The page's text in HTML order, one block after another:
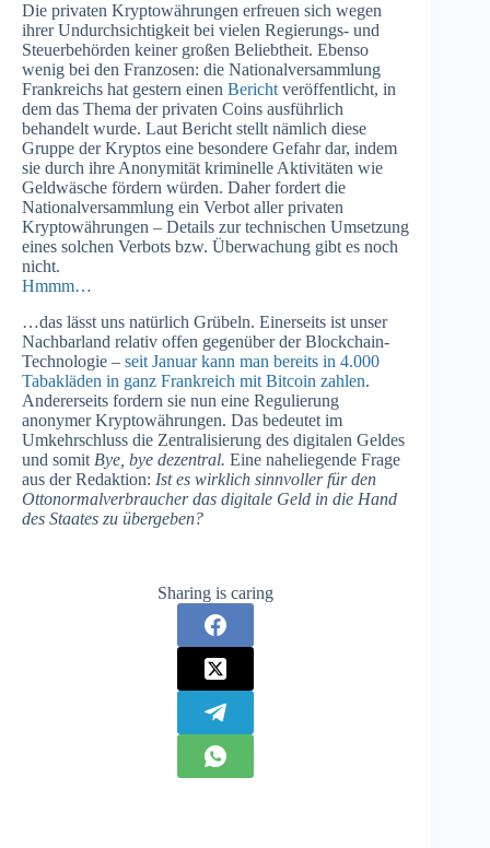
Die privaten Kryptowährungen erfreuen sich wegen
ihrer Undurchsichtigkeit bei vielen Regierungs- und
Steuerbehörden keiner großen Beliebtheit. Ebenso
wenig bei den Franzosen: die Nationalversammlung
Frankreichs hat gestern einen Bericht veröffentlicht, in
dem das Thema der privaten Coins ausführlich
behandelt wurde. Laut Bericht stellt nämlich diese
Gruppe der Kryptos eine besondere Gefahr dar, indem
sie durch ihre Anonymität kriminelle Aktivitäten wie
Geldwäsche fördern würden. Daher fordert die
Nationalversammlung ein Verbot aller privaten
Kryptowährungen – Details zur technischen Umsetzung
eines solchen Verbots bzw. Überwachung gibt es noch
nicht.
Hmmm…
…das lässt uns natürlich Grübeln. Einerseits ist unser
Nachbarland relativ offen gegenüber der Blockchain-
Technologie – seit Januar kann man bereits in 4.000
Tabakläden in ganz Frankreich mit Bitcoin zahlen.
Andererseits fordern sie nun eine Regulierung
anonymer Kryptowährungen. Das bedeutet im
Umkehrschluss die Zentralisierung des digitalen Geldes
und somit Bye, bye dezentral. Eine naheliegende Frage
aus der Redaktion: Ist es wirklich sinnvoller für den
Ottonormalverbraucher das digitale Geld in die Hand
des Staates zu übergeben?
Sharing is caring